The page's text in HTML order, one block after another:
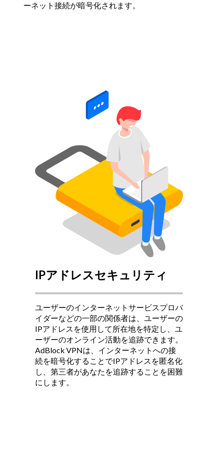
ーネット接続が暗号化されます。
IPアドレスセキュリティ
ユーザーのインターネットサービスプロバ
イダーなどの一部の関係者は、ユーザーの
IPアドレスを使用して所在地を特定し、ユ
ーザーのオンライン活動を追跡できます。
AdBlock VPNは、インターネットへの接
続を暗号化することでIPアドレスを匿名化
し、第三者があなたを追跡することを困難
にします。